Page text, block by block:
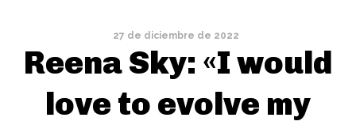
27 de diciembre de 2022
Reena Sky: «I would
love to evolve my